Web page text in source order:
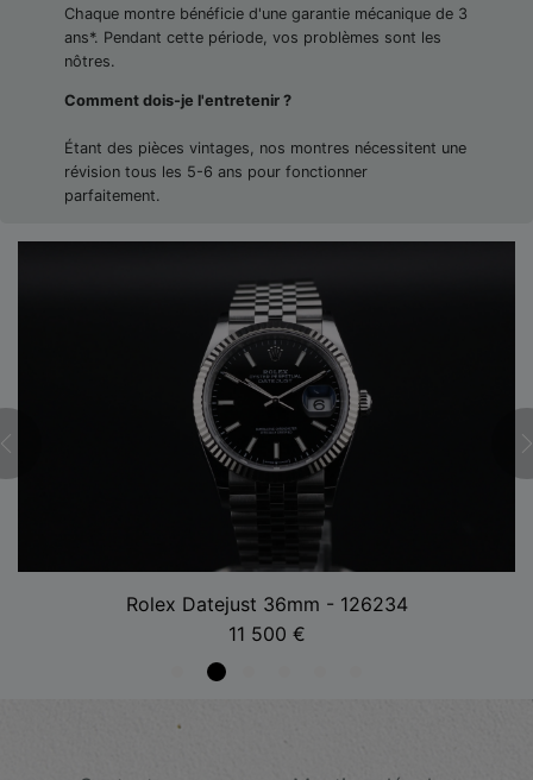
Chaque montre bénéficie d'une garantie mécanique de 3
ans*. Pendant cette période, vos problèmes sont les
nôtres.
Comment dois-je l'entretenir ?
Étant des pièces vintages, nos montres nécessitent une
révision tous les 5-6 ans pour fonctionner
parfaitement.
Rolex Datejust 36mm - 126234
11 500 €